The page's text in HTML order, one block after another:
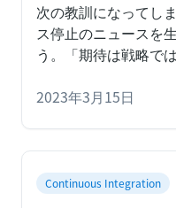
次の教訓になってし
ス停止のニュースを
う。
「期待は戦略で
体現しています。私
2023年3月15日
Continuous Integration